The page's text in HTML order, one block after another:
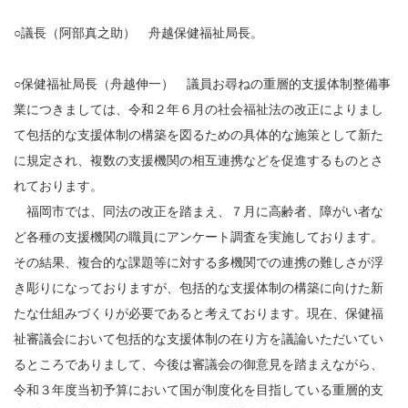
○議長（阿部真之助） 舟越保健福祉局長。
○保健福祉局長（舟越伸一） 議員お尋ねの重層的支援体制整備事
業につきましては、令和２年６月の社会福祉法の改正によりまし
て包括的な支援体制の構築を図るための具体的な施策として新た
に規定され、複数の支援機関の相互連携などを促進するものとさ
れております。
福岡市では、同法の改正を踏まえ、７月に高齢者、障がい者な
ど各種の支援機関の職員にアンケート調査を実施しております。
その結果、複合的な課題等に対する多機関での連携の難しさが浮
き彫りになっておりますが、包括的な支援体制の構築に向けた新
たな仕組みづくりが必要であると考えております。現在、保健福
祉審議会において包括的な支援体制の在り方を議論いただいてい
るところでありまして、今後は審議会の御意見を踏まえながら、
令和３年度当初予算において国が制度化を目指している重層的支